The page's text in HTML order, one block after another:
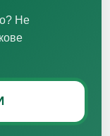
Не